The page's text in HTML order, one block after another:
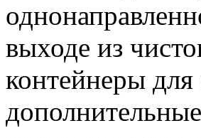
выходе из
контейнеры